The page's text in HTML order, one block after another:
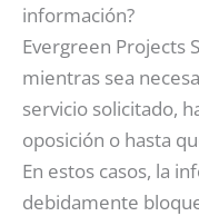
información?
Evergreen Projects
mientras sea
servicio solicitado,
oposición o hasta
En estos casos, la
debidamente